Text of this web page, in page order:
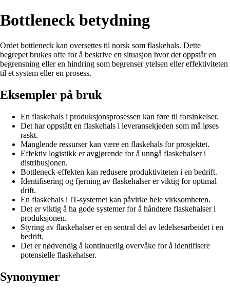
Bottleneck betydning
Ordet bottleneck kan oversettes til norsk som flaskehals. Dette
begrepet brukes ofte for å beskrive en situasjon hvor det oppstår en
begrensning eller en hindring som begrenser ytelsen eller effektiviteten
til et system eller en prosess.
Eksempler på bruk
En flaskehals i produksjonsprosessen kan føre til forsinkelser.
Det har oppstått en flaskehals i leveransekjeden som må løses
raskt.
Manglende ressurser kan være en flaskehals for prosjektet.
Effektiv logistikk er avgjørende for å unngå flaskehalser i
distribusjonen.
Bottleneck-effekten kan redusere produktiviteten i en bedrift.
Identifisering og fjerning av flaskehalser er viktig for optimal
drift.
En flaskehals i IT-systemet kan påvirke hele virksomheten.
Det er viktig å ha gode systemer for å håndtere flaskehalser i
produksjonen.
Styring av flaskehalser er en sentral del av ledelsesarbeidet i en
bedrift.
Det er nødvendig å kontinuerlig overvåke for å identifisere
potensielle flaskehalser.
Synonymer